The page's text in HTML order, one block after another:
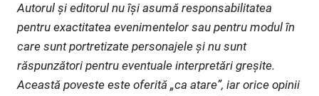
Autorul și editorul nu își asumă responsabilitatea
pentru exactitatea evenimentelor sau pentru modul în
care sunt portretizate personajele și nu sunt
răspunzători pentru eventuale interpretări greșite.
Această poveste este oferită „ca atare”, iar orice opinii